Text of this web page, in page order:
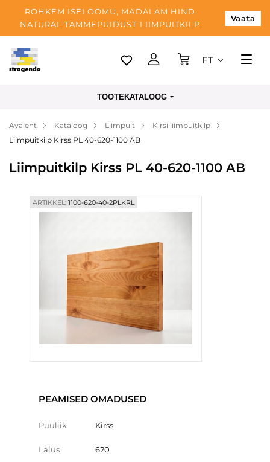
ROHKEM ISELOOMU, MADALAM HIND.
NATURAL TAMMEPUIDUST LIIMPUITKILP.
Vaata
Tallinn
Makse
Blogi
Kontaktid
ET
TOOTEKATALOOG
Avaleht Kataloog Liimpuit
Kirsi liimpuitkilp
Liimpuitkilp Kirss PL 40-620-1100 AB
Liimpuitkilp Kirss PL 40-620-1100 AB
ARTIKKEL:1100-620-40-2PLKRL
PEAMISED OMADUSED
Puuliik Kirss
Laius 620